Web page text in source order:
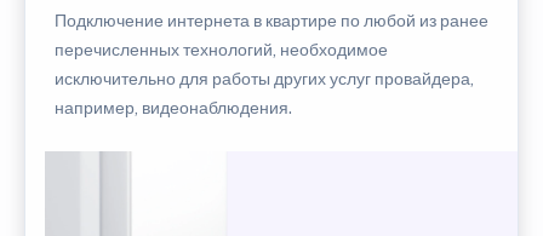
Подключение интернета в квартире по любой из ранее
перечисленных технологий, необходимое
исключительно для работы других услуг провайдера,
например, видеонаблюдения.